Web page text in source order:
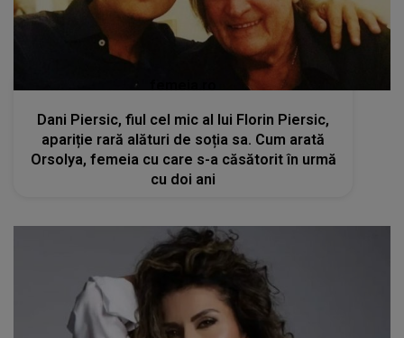
Dani Piersic, fiul cel mic al lui Florin Piersic,
apariție rară alături de soția sa. Cum arată
Orsolya, femeia cu care s-a căsătorit în urmă
cu doi ani